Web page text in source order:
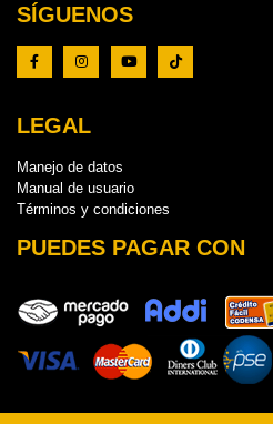
SÍGUENOS
LEGAL
Manejo de datos
Manual de usuario
Términos y condiciones
PUEDES PAGAR CON